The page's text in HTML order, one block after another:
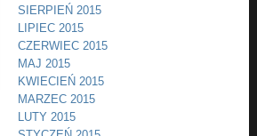
SIERPIEŃ 2015
LIPIEC 2015
CZERWIEC 2015
MAJ 2015
KWIECIEŃ 2015
MARZEC 2015
LUTY 2015